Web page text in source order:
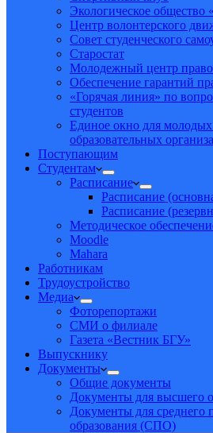
Экологическое общество
Центр волонтерского
Совет студенческого
Старостат
Молодежный центр
Обеспечение гарантий
«Горячая линия» по
студентов
Единое окно для
образовательных
Поступающим
Студентам
Расписание
Расписание
Расписание
Методическое
Moodle
Mahara
Работникам
Трудоустройство
Медиа
Фоторепортажи
СМИ о филиале
Газета «Вестник БГУ»
Выпускнику
Документы
Общие документы
Документы для высшего
Документы для среднего
образования (СПО)